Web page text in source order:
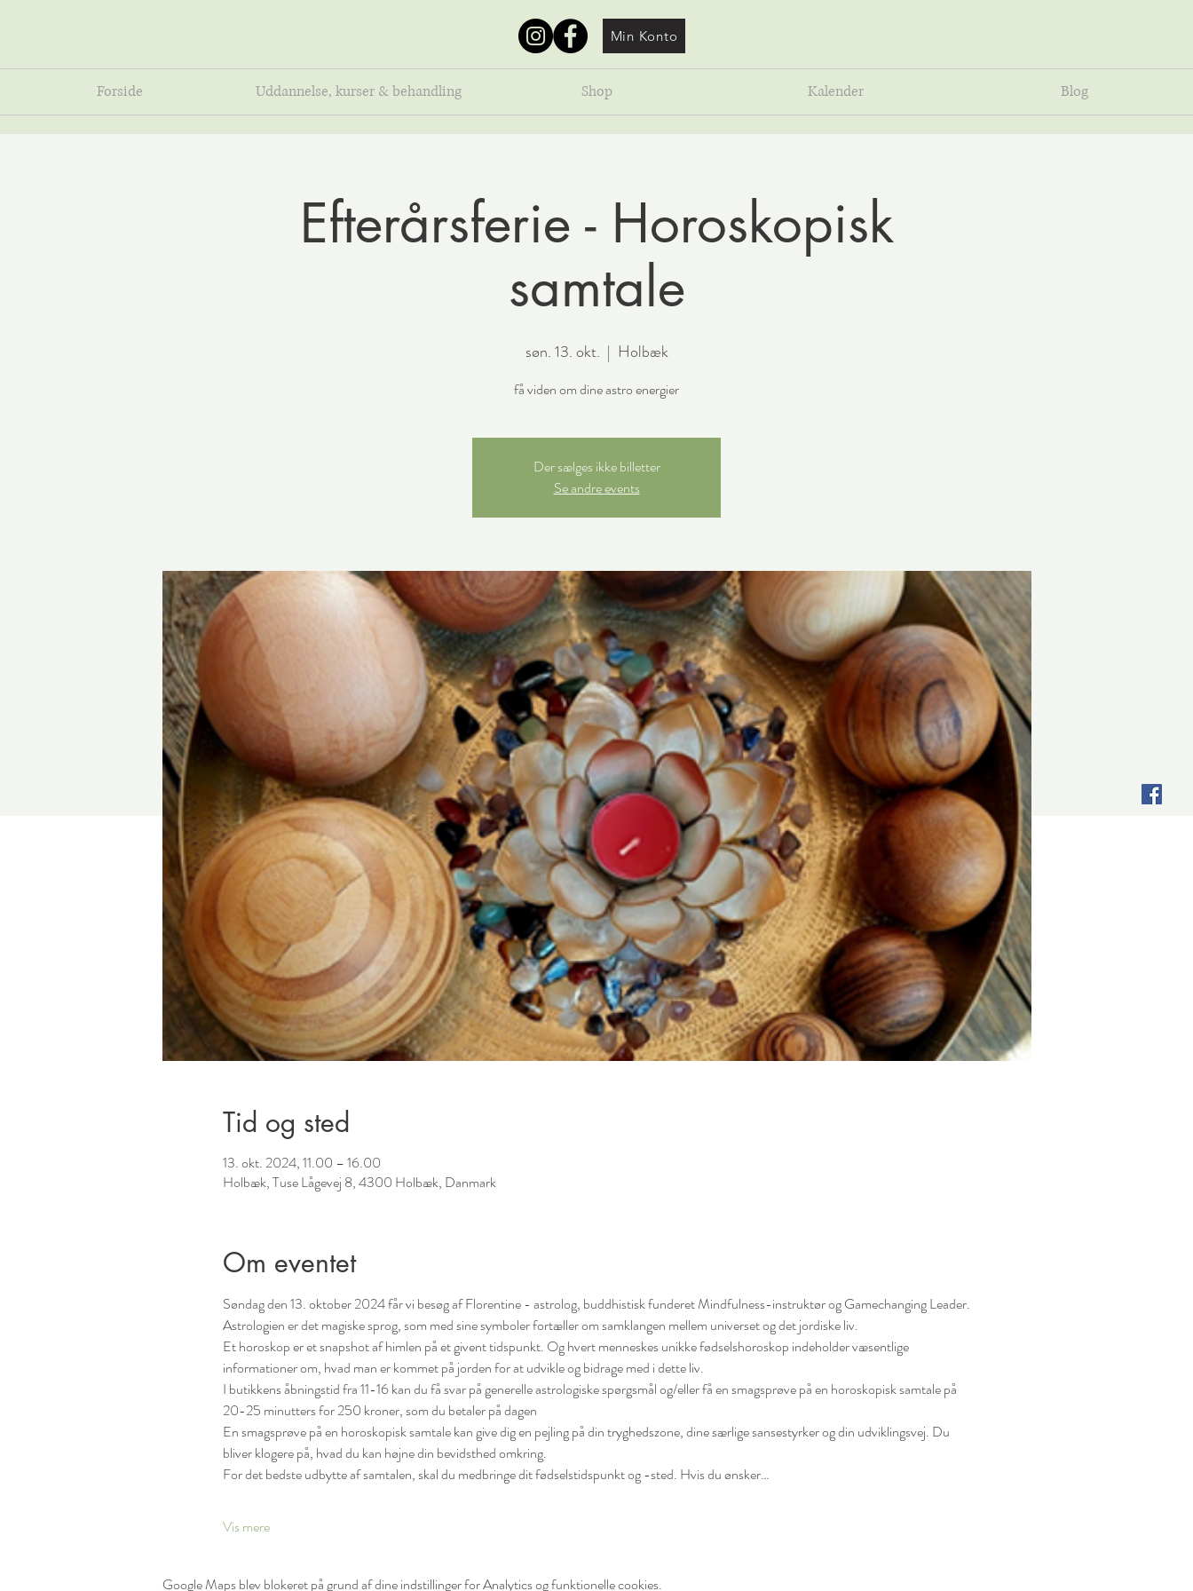
Min Konto
Forside Uddannelse, kurser & behandling Shop Kalender Blog
Efterårsferie - Horoskopisk
samtale
søn. 13. okt.
  |
Holbæk
få viden om dine astro energier
Der sælges ikke billetter
Se andre events
Tid og sted
13. okt. 2024, 11.00 – 16.00
Holbæk, Tuse Lågevej 8, 4300 Holbæk, Danmark
Om eventet
Søndag den 13. oktober 2024 får vi besøg af Florentine - astrolog, buddhistisk funderet Mindfulness-instruktør og Gamechanging Leader.
Astrologien er det magiske sprog, som med sine symboler fortæller om samklangen mellem universet og det jordiske liv.
Et horoskop er et snapshot af himlen på et givent tidspunkt. Og hvert menneskes unikke fødselshoroskop indeholder væsentlige
informationer om, hvad man er kommet på jorden for at udvikle og bidrage med i dette liv.
I butikkens åbningstid fra 11-16 kan du få svar på generelle astrologiske spørgsmål og/eller få en smagsprøve på en horoskopisk samtale på
20-25 minutters for 250 kroner, som du betaler på dagen
En smagsprøve på en horoskopisk samtale kan give dig en pejling på din tryghedszone, dine særlige sansestyrker og din udviklingsvej. Du
bliver klogere på, hvad du kan højne din bevidsthed omkring.
For det bedste udbytte af samtalen, skal du medbringe dit fødselstidspunkt og -sted. Hvis du ønsker…
Vis mere
Google Maps blev blokeret på grund af dine indstillinger for Analytics og funktionelle cookies.